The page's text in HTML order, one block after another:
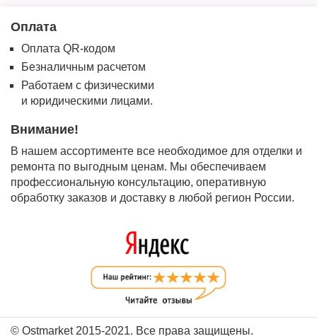
Оплата
Оплата QR-кодом
Безналичным расчетом
Работаем с физическими
и юридическими лицами.
Внимание!
В нашем ассортименте все необходимое для отделки и
ремонта по выгодным ценам. Мы обеспечиваем
профессиональную консультацию, оперативную
обработку заказов и доставку в любой регион России.
© Ostmarket 2015-2021. Все права защищены.